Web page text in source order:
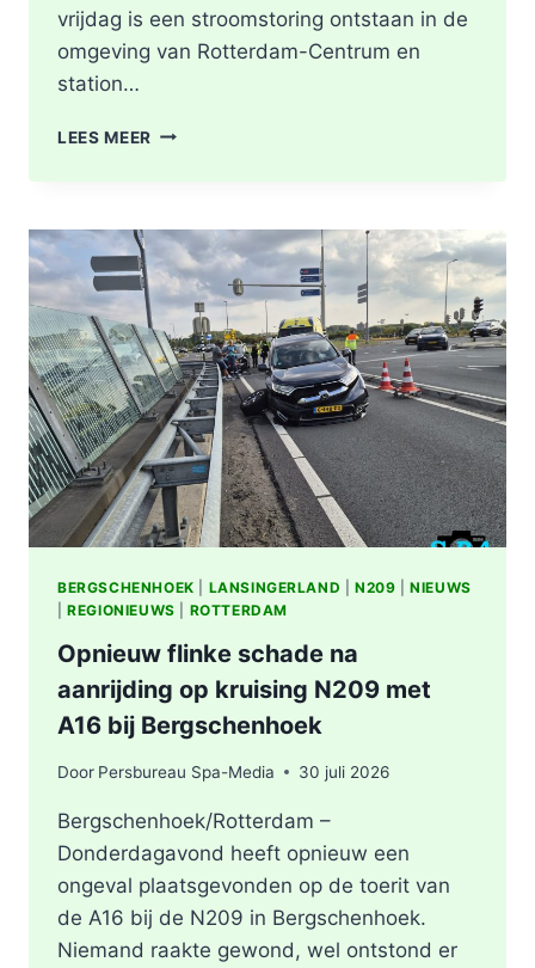
vrijdag is een stroomstoring ontstaan in de
omgeving van Rotterdam-Centrum en
station…
LEES MEER STROOMSTORING
BERGSCHENHOEK LANSINGERLAND |N209 |NIEUWS
|REGIONIEUWS ROTTERDAM
Opnieuw flinke schade na
aanrijding op kruising N209 met
A16 bij Bergschenhoek
Door Persbureau Spa-Media 30 juli 2026
Bergschenhoek/Rotterdam –
Donderdagavond heeft opnieuw een
ongeval plaatsgevonden op de toerit van
de A16 bij de N209 in Bergschenhoek.
Niemand raakte gewond, wel ontstond er